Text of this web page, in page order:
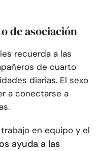
de asociación
recuerda a las
de cuarto
diarias. El sexo
a conectarse a
en equipo y el
ayuda a las